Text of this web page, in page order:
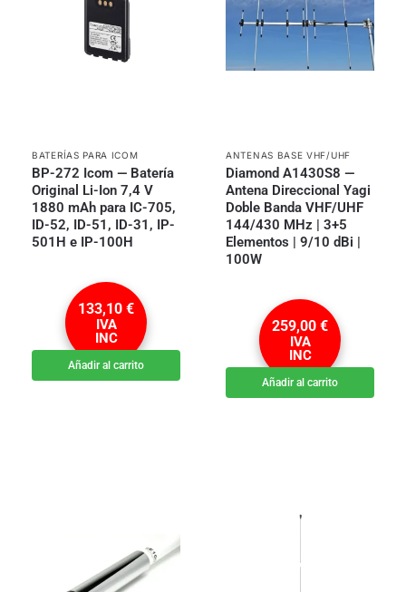
BATERÍAS PARA ICOM
BP-272 Icom — Batería
Original Li-Ion 7,4 V
1880 mAh para IC-705,
ID-52, ID-51, ID-31, IP-
501H e IP-100H
133,10 €
IVA
INC
Añadir al carrito
ANTENAS BASE VHF/UHF
Diamond A1430S8 —
Antena Direccional Yagi
Doble Banda VHF/UHF
144/430 MHz | 3+5
Elementos | 9/10 dBi |
100W
259,00 €
IVA
INC
Añadir al carrito